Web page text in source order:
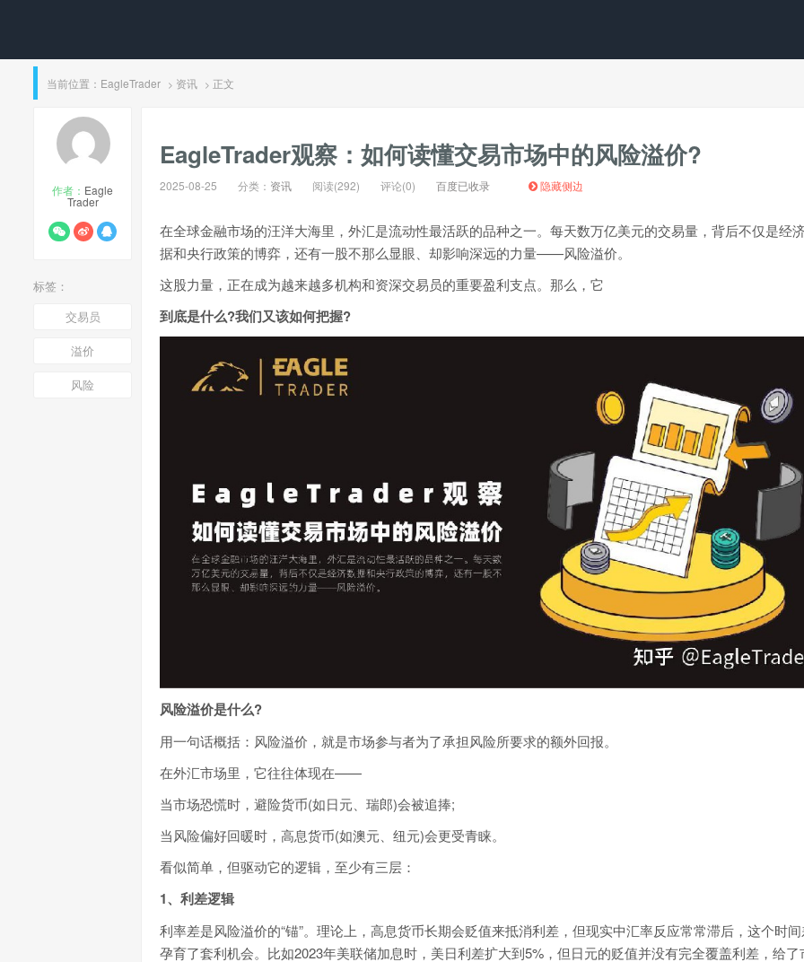
当前位置： EagleTrader > 资讯 > 正文
作者： Eagle
Trader
标签：
交易员
溢价
风险
EagleTrader观察：如何读懂交易市场中的风险溢价?
2025-08-25 分类： 资讯 阅读(292) 评论(0) 百度已收录 隐藏侧边
在全球金融市场的汪洋大海里，外汇是流动性最活跃的品种之一。每天数万亿美元的交易量，背后不仅是经
据和央行政策的博弈，还有一股不那么显眼、却影响深远的力量——风险溢价。
这股力量，正在成为越来越多机构和资深交易员的重要盈利支点。那么，它
到底是什么?我们又该如何把握?
风险溢价是什么?
用一句话概括：风险溢价，就是市场参与者为了承担风险所要求的额外回报。
在外汇市场里，它往往体现在——
当市场恐慌时，避险货币(如日元、瑞郎)会被追捧;
当风险偏好回暖时，高息货币(如澳元、纽元)会更受青睐。
看似简单，但驱动它的逻辑，至少有三层：
1、利差逻辑
利率差是风险溢价的“锚”。理论上，高息货币长期会贬值来抵消利差，但现实中汇率反应常常滞后，这个时
孕育了套利机会。比如2023年美联储加息时，美日利差扩大到5%，但日元的贬值并没有完全覆盖利差，给了